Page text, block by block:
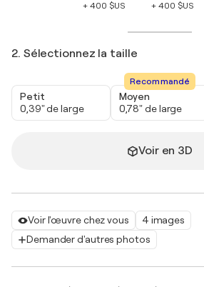
Voir l'œuvre chez vous
4 images
Demander d'autres photos
+ 400 $US
+ 400 $US
2. Sélectionnez la taille
Petit
0,39" de large
Recommandé
Moyen
0,78" de large
Voir en 3D